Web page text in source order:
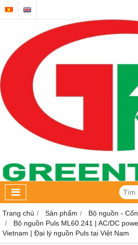
Trang chủ Sản phẩm Bộ nguồn -
Bộ nguồn Puls ML60.241 | AC/DC
Vietnam | Đại lý nguồn Puls tại Việt Nam